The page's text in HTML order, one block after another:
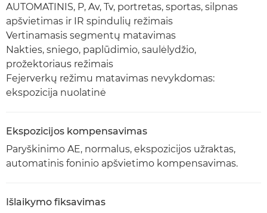
AUTOMATINIS, P, Av, Tv, portretas, sportas, silpnas
apšvietimas ir IR spindulių režimais
Vertinamasis segmentų matavimas
Nakties, sniego, paplūdimio, saulėlydžio,
prožektoriaus režimais
Fejerverkų režimu matavimas nevykdomas:
ekspozicija nuolatinė
Ekspozicijos kompensavimas
Paryškinimo AE, normalus, ekspozicijos užraktas,
automatinis foninio apšvietimo kompensavimas.
Išlaikymo fiksavimas